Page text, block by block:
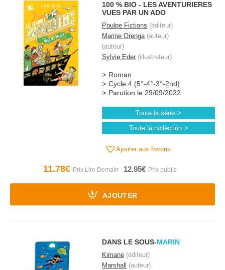
100 % BIO - LES AVENTURIERES
VUES PAR UN ADO
Poulpe Fictions (éditeur)
Marine Orenga(auteur)
(auteur)
Sylvie Eder (illustrateur)
Roman
Cycle 4 (5°-4°-3°-2nd)
Parution le 29/09/2022
Toute la série
Toute la collection
Ajouter aux favoris
11.78€ 12.95€
AJOUTER
DANS LE SOUS-MARIN
Kimane (éditeur)
Marshall
(auteur)